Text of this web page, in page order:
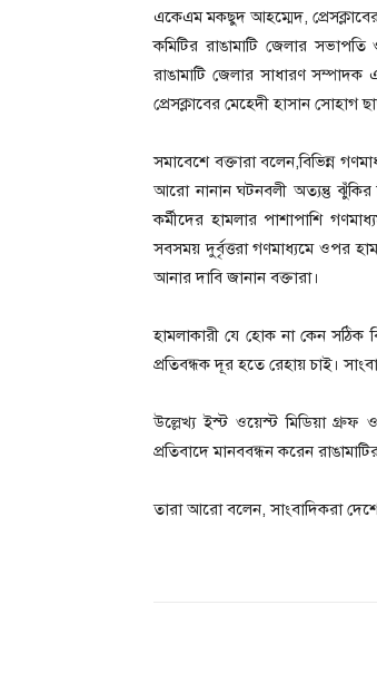
একেএম মকছুদ আহম্মেদ,
কমিটির রাঙামাটি জেলার
রাঙামাটি জেলার সাধারণ
প্রেসক্লাবের মেহেদী হাসান সোহাগ
সমাবেশে বক্তারা বলেন,বিভিন্ন
আরো নানান ঘটনবলী অত্যন্তু ঝুঁকির
কর্মীদের হামলার পাশাপাশি
সবসময় দুর্বৃত্তরা গণমাধ্যমে ওপর
আনার দাবি জানান বক্তারা।
হামলাকারী যে হোক না কেন সঠিক
প্রতিবন্ধক দূর হতে রেহায় চাই।
উল্লেখ্য ইস্ট ওয়েস্ট মিডিয়া গ্রুফ
প্রতিবাদে মানববন্ধন করেন
তারা আরো বলেন, সাংবাদিকরা